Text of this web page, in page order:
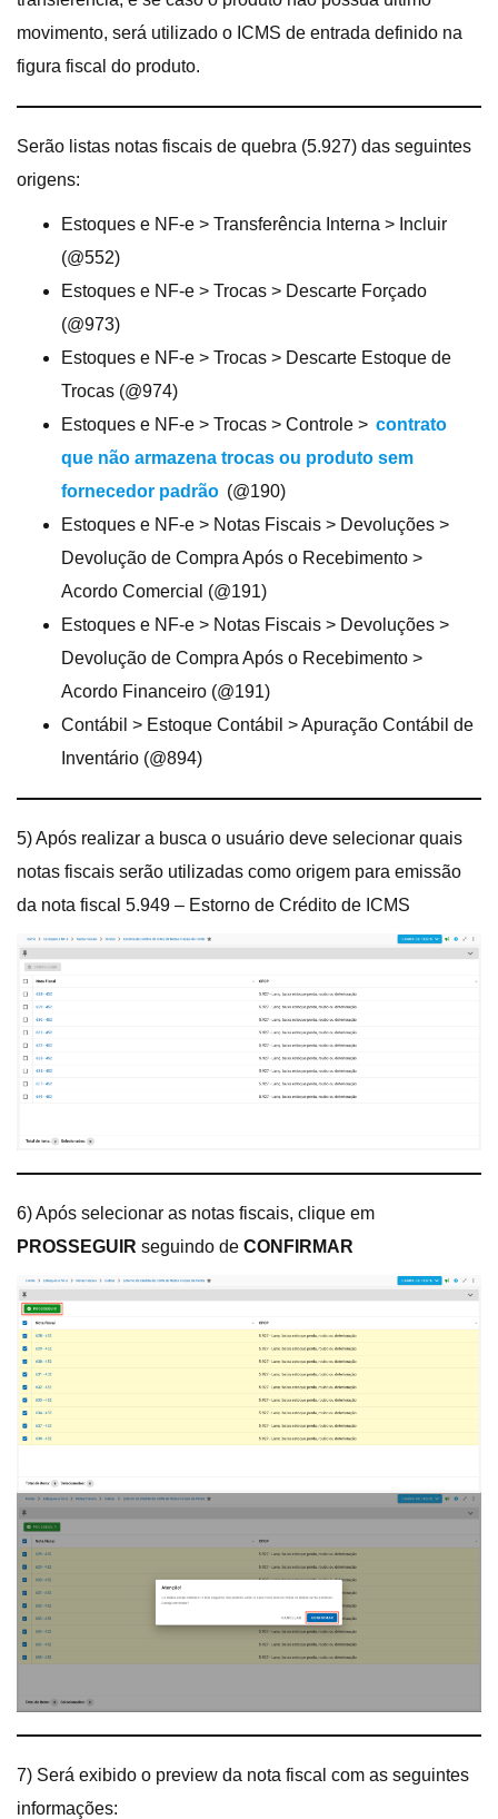
movimento, será utilizado o ICMS de entrada definido na
figura fiscal do produto.
Serão listas notas fiscais de quebra (5.927) das seguintes
origens:
Estoques e NF-e > Transferência Interna > Incluir
(@552)
Estoques e NF-e > Trocas > Descarte Forçado
(@973)
Estoques e NF-e > Trocas > Descarte Estoque de
Trocas (@974)
Estoques e NF-e > Trocas > Controle > contrato
que não armazena trocas ou produto sem
fornecedor padrão (@190)
Estoques e NF-e > Notas Fiscais > Devoluções >
Devolução de Compra Após o Recebimento >
Acordo Comercial (@191)
Estoques e NF-e > Notas Fiscais > Devoluções >
Devolução de Compra Após o Recebimento >
Acordo Financeiro (@191)
Contábil > Estoque Contábil > Apuração Contábil de
Inventário (@894)
5) Após realizar a busca o usuário deve selecionar quais
notas fiscais serão utilizadas como origem para emissão
da nota fiscal 5.949 – Estorno de Crédito de ICMS
6) Após selecionar as notas fiscais, clique em
PROSSEGUIR seguindo de CONFIRMAR
7) Será exibido o preview da nota fiscal com as seguintes
informações: